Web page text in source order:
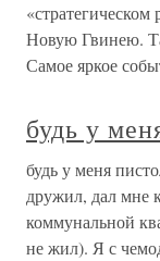
Новую Гвинею.
Самое яркое
будь у
будь у меня
дружил, дал мне
коммунальной
не жил). Я с